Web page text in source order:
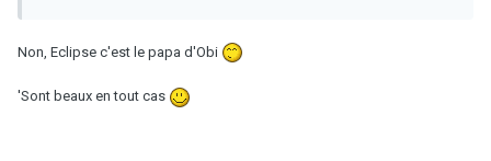
Non, Eclipse c'est le papa d'Obi
'Sont beaux en tout cas